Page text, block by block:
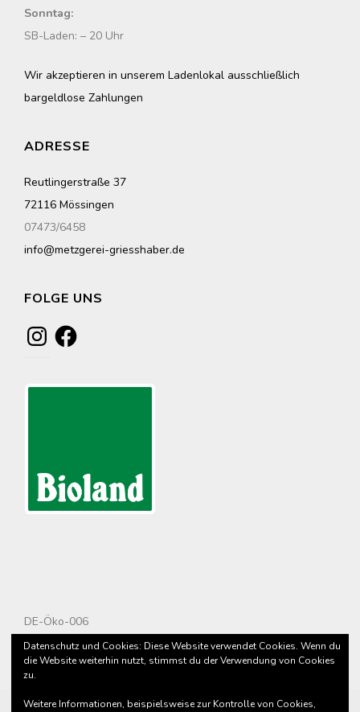
Sonntag:
SB-Laden: – 20 Uhr
Wir akzeptieren in unserem Ladenlokal ausschließlich
bargeldlose Zahlungen
ADRESSE
Reutlingerstraße 37
72116 Mössingen
07473/6458
info@metzgerei-griesshaber.de
FOLGE UNS
InstagramFacebook
DE-Öko-006
Datenschutz und Cookies: Diese Website verwendet Cookies. Wenn du
die Website weiterhin nutzt, stimmst du der Verwendung von Cookies
zu.
Weitere Informationen, beispielsweise zur Kontrolle von Cookies,